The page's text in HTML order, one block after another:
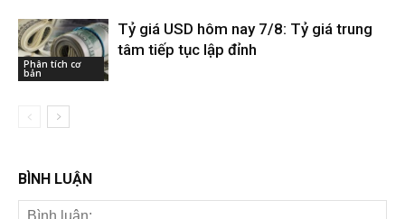
Phân tích cơ
bản
Tỷ giá USD hôm nay 7/8: Tỷ giá trung
tâm tiếp tục lập đỉnh
BÌNH LUẬN